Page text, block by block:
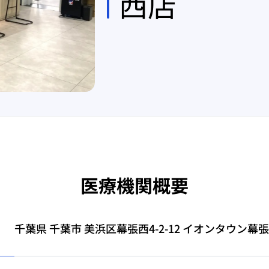
医療機関概要
千葉県 千葉市 美浜区幕張西4-2-12 イオンタウン幕